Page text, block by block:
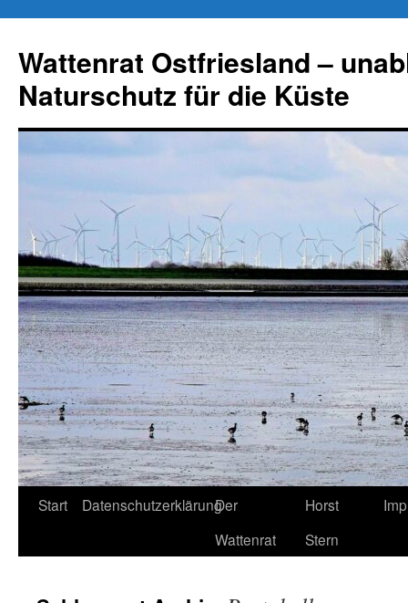
springen
Wattenrat Ostfriesland –
Naturschutz für die Küste
Start DatenschutzerklärungDer
Wattenrat
Horst
Stern